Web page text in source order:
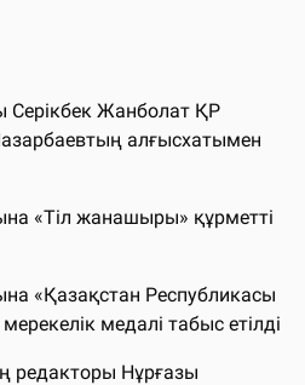
Серікбек Жанболат ҚР
алғысхатымен
«Тіл жанашыры» құрметті
«Қазақстан Республикасы
медалі табыс етілді
редакторы Нұрғазы